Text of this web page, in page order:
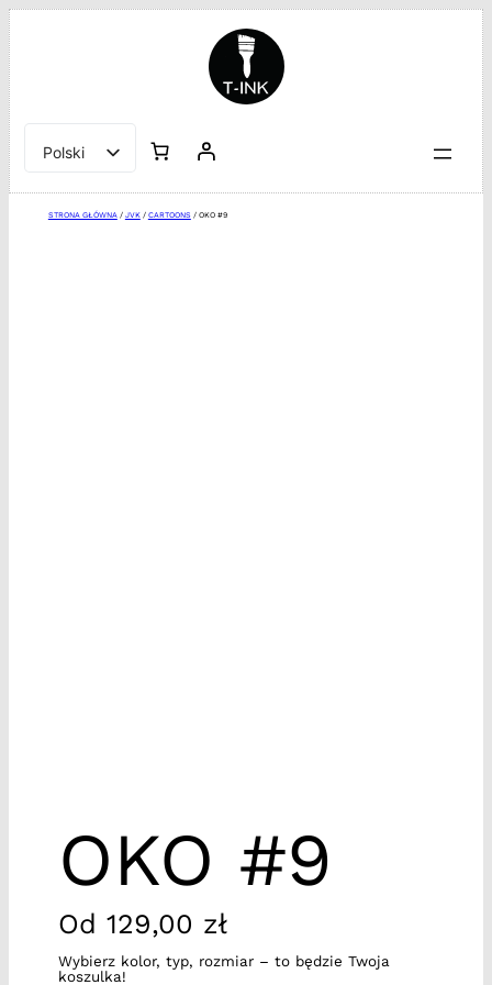
Przejdź
do
treści
Polski
English
STRONA GŁÓWNA / JVK/ CARTOONS/ OKO #9
OKO #9
Od 129,00 zł
Wybierz kolor, typ, rozmiar – to będzie Twoja
koszulka!